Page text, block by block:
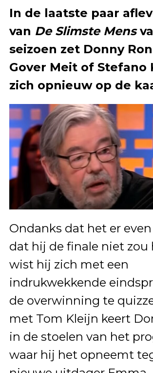
In de laatste paar
van De Slimste Mens
seizoen zet Donny
Gover Meit of Stefano
zich opnieuw op de
Ondanks dat het er
dat hij de finale niet zou
wist hij zich met een
indrukwekkende
de overwinning te
met Tom Kleijn keert
in de stoelen van het
waar hij het opneemt